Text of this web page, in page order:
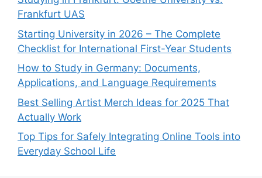
Frankfurt UAS
Starting University in 2026 – The Complete
Checklist for International First-Year Students
How to Study in Germany: Documents,
Applications, and Language Requirements
Best Selling Artist Merch Ideas for 2025 That
Actually Work
Top Tips for Safely Integrating Online Tools into
Everyday School Life